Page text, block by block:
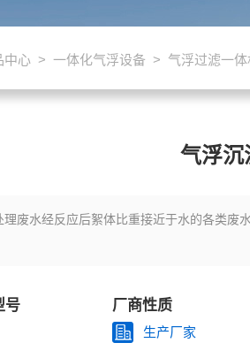
中心 > 一体化气浮设备 > 气浮过滤一体
气浮沉
废水经反应后絮体比重接近于水的各类
号 厂商性质
生产厂家